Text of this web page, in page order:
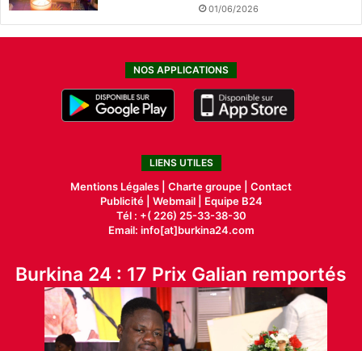
01/06/2026
NOS APPLICATIONS
LIENS UTILES
Mentions Légales | Charte groupe | Contact
Publicité| Webmail |
Equipe B24
Tél : +( 226) 25-33-38-30
Email: info[at]burkina24.com
Burkina 24 : 17 Prix Galian remportés